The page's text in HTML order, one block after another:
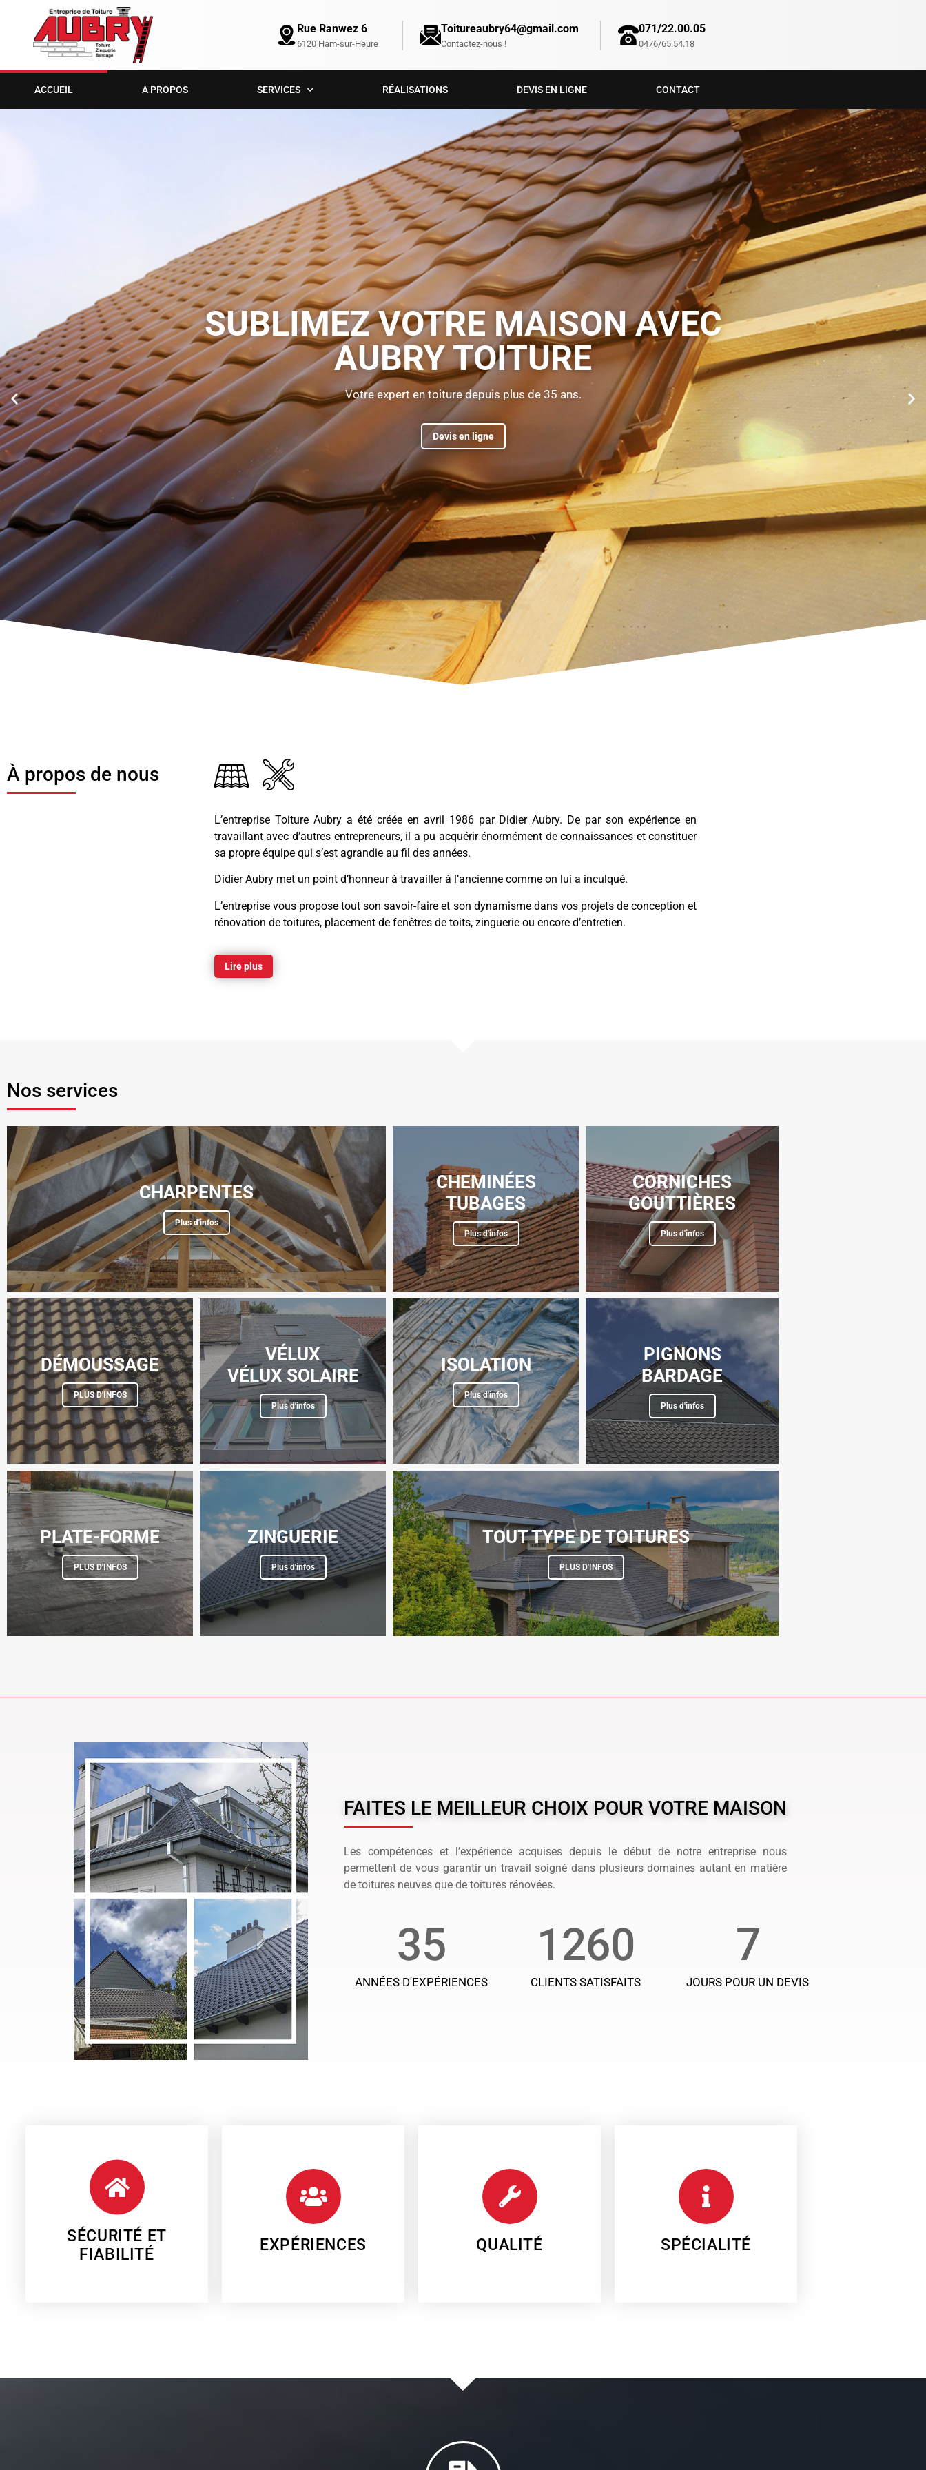
Rue Ranwez 6
6120 Ham-sur-Heure
Toitureaubry64@gmail.com
Contactez-nous !
071/22.00.05
0476/65.54.18
ACCUEIL A PROPOS SERVICES RÉALISATIONS DEVIS EN LIGNE CONTACT
MATÉRIAUX DE HAUTE QUALITÉ
Notre priorité : utiliser des matériaux durables dans le temps !
Découvrir nos réalisations
À propos de nous
L’entreprise Toiture Aubry a été créée en avril 1986 par Didier Aubry. De par son expérience en
travaillant avec d’autres entrepreneurs, il a pu acquérir énormément de connaissances et constituer
sa propre équipe qui s’est agrandie au fil des années.
Didier Aubry met un point d’honneur à travailler à l’ancienne comme on lui a inculqué.
L’entreprise vous propose tout son savoir-faire et son dynamisme dans vos projets de conception et
rénovation de toitures, placement de fenêtres de toits, zinguerie ou encore d’entretien.
Lire plus
Nos services
CHARPENTES
Plus d'infos
CHEMINÉES
TUBAGES
Plus d'infos
CORNICHES
GOUTTIÈRES
Plus d'infos
DÉMOUSSAGE
PLUS D'INFOS
VÉLUX
VÉLUX SOLAIRE
Plus d'infos
ISOLATION
Plus d'infos
PIGNONS
BARDAGE
Plus d'infos
PLATE-FORME
PLUS D'INFOS
ZINGUERIE
Plus d'infos
TOUT TYPE DE TOITURES
PLUS D'INFOS
FAITES LE MEILLEUR CHOIX POUR VOTRE MAISON
Les compétences et l’expérience acquises depuis le début de notre entreprise nous
permettent de vous garantir un travail soigné dans plusieurs domaines autant en matière
de toitures neuves que de toitures rénovées.
ANNÉES D'EXPÉRIENCES
35
CLIENTS SATISFAITS
1260
JOURS POUR UN DEVIS
7
SÉCURITÉ ET
FIABILITÉ
SÉCURITÉ ET FIABILITÉ
Notre équipe se compose de
professionnels minutieux et
perfectionnistes.
EXPÉRIENCES
EXPÉRIENCES
Sur chaque chantier, le patron de Aubry
Toiture se déplace personnellement
pour superviser vos travaux.
QUALITÉ
QUALITÉ
Nous travaillons avec des matériaux de
haute qualité durables dans le temps.
SPÉCIALITÉ
SPÉCIALITÉ
Notre spécialité est de réaliser toutes
nos finitions en zinc. Le zinc possède
une durée de vie comprise entre 50 et
100 ans. Il est totalement recyclable et